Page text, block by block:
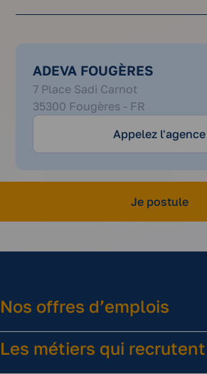
ADEVA FOUGÈRES
7 Place Sadi Carnot
35300 Fougères - FR
30
26
03
Appelez l'agence
Je postule
Nos offres d’emplois
Les métiers qui recrutent